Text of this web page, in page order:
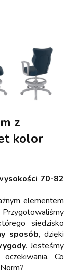
z
kolor
70-82
elementem
siedzisko
sposób, dzięki
. Jesteśmy
Co